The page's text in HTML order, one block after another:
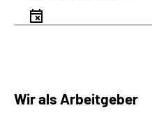
Wir als Arbeitgeber